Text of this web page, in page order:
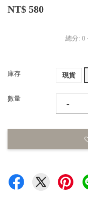
NT$ 580
總分: 0
庫存 現貨
數量
-